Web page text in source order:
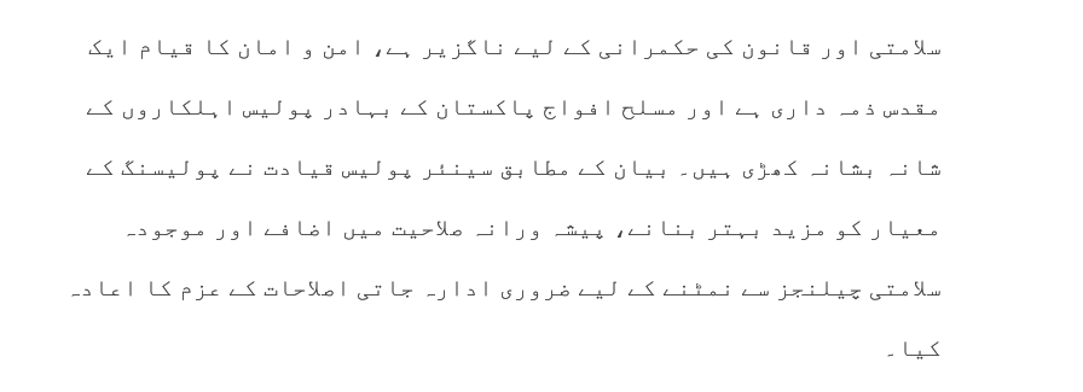
سلامتی اور قانون کی حکمرانی کے لیے ناگزیر ہے، امن و امان کا قیام ایک
مقدس ذمہ داری ہے اور مسلح افواج پاکستان کے بہادر پولیس اہلکاروں کے
شانہ بشانہ کھڑی ہیں۔ بیان کے مطابق سینئر پولیس قیادت نے پولیسنگ کے
معیار کو مزید بہتر بنانے، پیشہ ورانہ صلاحیت میں اضافے اور موجودہ
سلامتی چیلنجز سے نمٹنے کے لیے ضروری ادارہ جاتی اصلاحات کے عزم کا اعادہ
کیا۔